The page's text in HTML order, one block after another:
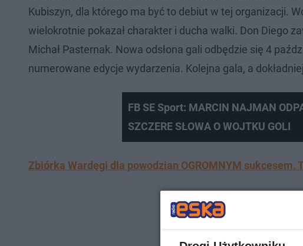
Kubiszyn, dla którego ma być to debiut w tej organizacji.
wielokrotnie pokazał charakter i ducha walki. Don Diego
Michał Pasternak. Nowa odsłona gali odbędzie się 4
numerowane edycje wydarzenia. Kolejna gala, a
FB SE Sport: MARCIN NAJMAN
SZCZERE SŁOWA O WOJTKU GOLI
Zbiórka Wardęgi dla powodzian OGROMNYM sukcesem.